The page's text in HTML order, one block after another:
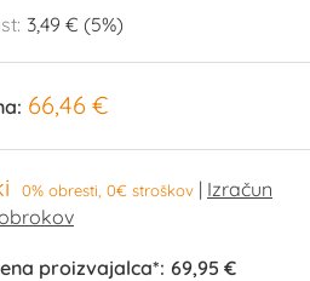
3,49 € (5%)
66,46 €
0% obresti, 0€ stroškov
proizvajalca*: 69,95 €